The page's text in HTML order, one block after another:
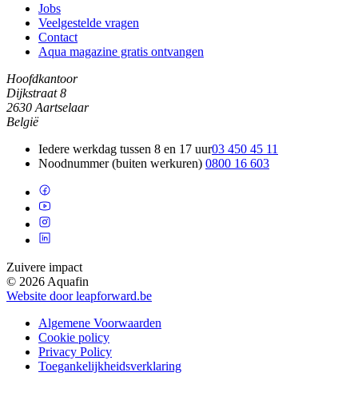
Jobs
Veelgestelde vragen
Contact
Aqua magazine gratis ontvangen
Hoofdkantoor
Dijkstraat 8
2630 Aartselaar
België
Iedere werkdag tussen 8 en 17 uur03 450 45 11
Noodnummer (buiten werkuren) 0800 16 603
Zuivere impact
© 2026 Aquafin
Website door leapforward.be
Algemene Voorwaarden
Cookie policy
Privacy Policy
Toegankelijkheidsverklaring